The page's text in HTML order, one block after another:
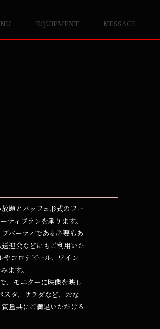
EQUIPMENT MESSAGE
題とバッフェ形式のフー
ティプランを承ります。
パーティである必要もあ
迎会などにもご利用いた
コロナビール、ワイン
ます。
、モニターに映像を映し
スタ、サラダなど、おな
量共にご満足いただける